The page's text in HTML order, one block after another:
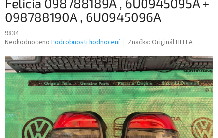
Felicia 098788189A , 6U0945095A +
098788190A , 6U0945096A
9834
Průměrné
produktu
je
0,0
z
5
hvězdiček.
Neohodnoceno Podrobnosti hodnocení Značka: Originál HELLA